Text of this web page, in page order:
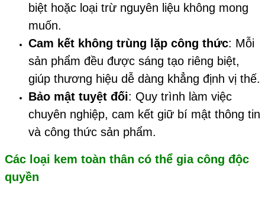
biệt hoặc loại trừ nguyên liệu không mong
muốn.
Cam kết không trùng lặp công thức: Mỗi
sản phẩm đều được sáng tạo riêng biệt,
giúp thương hiệu dễ dàng khẳng định vị thế.
Bảo mật tuyệt đối: Quy trình làm việc
chuyên nghiệp, cam kết giữ bí mật thông tin
và công thức sản phẩm.
Các loại kem toàn thân có thể gia công độc
quyền